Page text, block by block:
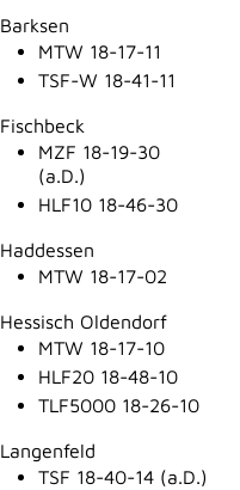
Barksen
MTW 18-17-11
TSF-W 18-41-11
Fischbeck
MZF 18-19-30
(a.D.)
HLF10 18-46-30
Haddessen
MTW 18-17-02
Hessisch Oldendorf
MTW 18-17-10
HLF20 18-48-10
TLF5000 18-26-10
Langenfeld
TSF 18-40-14 (a.D.)